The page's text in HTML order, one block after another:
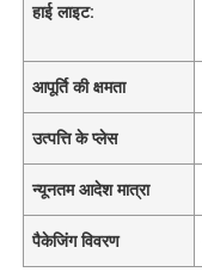
हाई लाइट:
आपूर्ति की क्षमता
उत्पत्ति के प्लेस
न्यूनतम आदेश मात्रा
पैकेजिंग विवरण